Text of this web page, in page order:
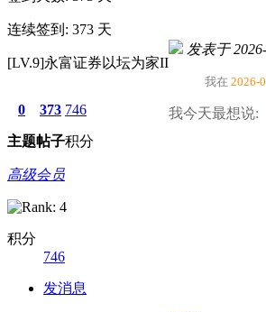
连续签到: 373 天
[LV.9]永富证券以坛为家II
0
主题
373
帖子
746
积分
高级会员
积分
746
发消息
发表于
我在 2026-
我今天最想说: